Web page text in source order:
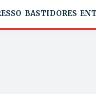
BASTIDORES